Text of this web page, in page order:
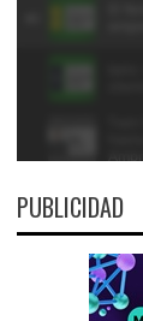
PUBLICIDAD